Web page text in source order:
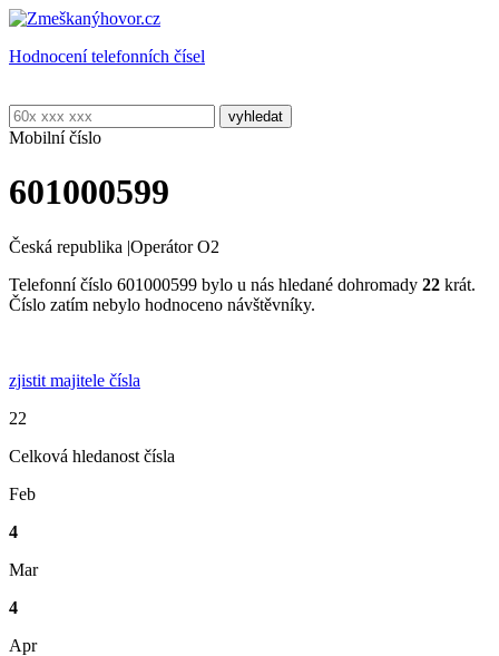
Hodnocení telefonních čísel
Mobilní číslo
601000599
Česká republika |Operátor O2
Telefonní číslo 601000599 bylo u nás hledané dohromady 22 krát.
Číslo zatím nebylo hodnoceno návštěvníky.
zjistit majitele čísla
22
Celková hledanost čísla
Feb
4
Mar
4
Apr